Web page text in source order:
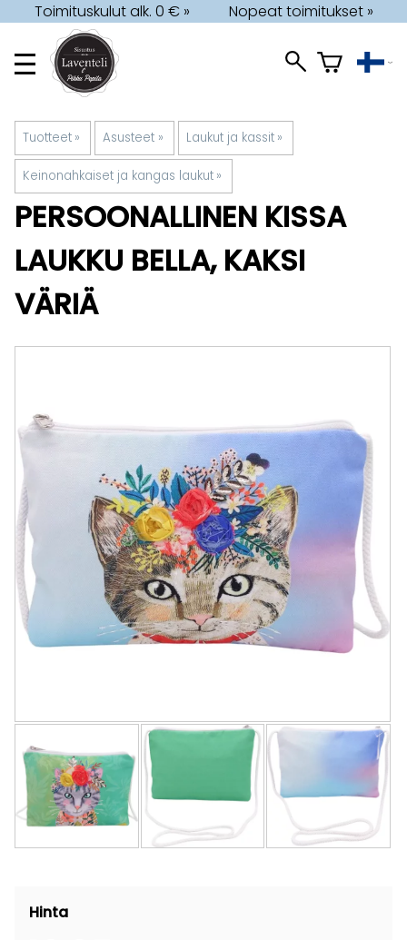
Toimituskulut alk. 0 € » Nopeat toimitukset »
Tuotteet ‪» Asusteet ‪» Laukut ja kassit ‪»
Keinonahkaiset ja kangas laukut ‪»
PERSOONALLINEN KISSA
LAUKKU BELLA, KAKSI
VÄRIÄ
Hinta